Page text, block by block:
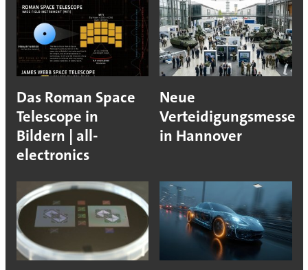
Das Roman Space
Telescope in
Bildern | all-
electronics
Neue
Verteidigungsmesse
in Hannover